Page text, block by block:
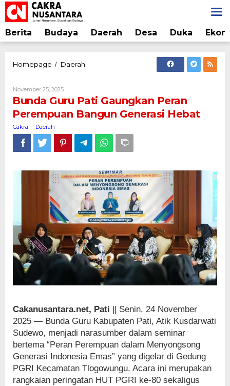
Lewati
ke
konten
Berita Budaya Daerah Desa Duka
Homepage / Daerah
Gaungkan
Peran
Perempuan
Generasi
Hebat
November 25, 2025Oleh
Bunda Guru Pati Gaungkan Peran
Perempuan Bangun Generasi Hebat
Cakra - Daerah
Cakanusantara.net, Pati || Senin, 24 November
2025 — Bunda Guru Kabupaten Pati, Atik Kusdarwati
Sudewo, menjadi narasumber dalam seminar
bertema “Peran Perempuan dalam Menyongsong
Generasi Indonesia Emas” yang digelar di Gedung
PGRI Kecamatan Tlogowungu. Acara ini merupakan
rangkaian peringatan HUT PGRI ke-80 sekaligus